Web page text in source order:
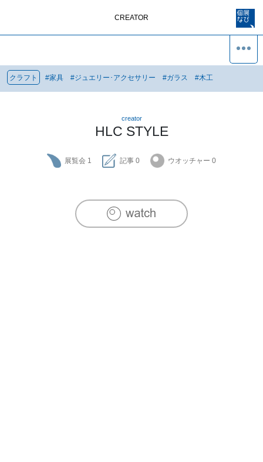
CREATOR
クラフト #家具 #ジュエリー･アクセサリー #ガラス #木工
creator
HLC STYLE
展覧会 1 記事 0 ウオッチャー 0